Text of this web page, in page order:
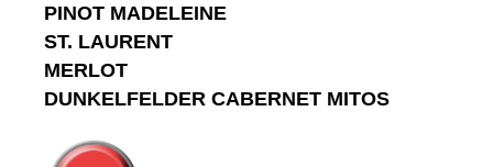
PINOT MADELEINE
ST. LAURENT
MERLOT
DUNKELFELDER CABERNET MITOS